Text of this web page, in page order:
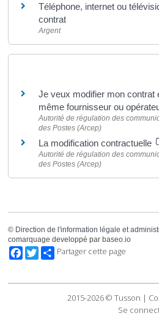
Téléphone, internet ou
contrat
Argent
Je veux modifier mon contrat
même fournisseur ou
Autorité de régulation des
des Postes (Arcep)
La modification contractuelle
Autorité de régulation des
des Postes (Arcep)
© Direction de l'information légale et
comarquage developpé par baseo.io
Facebook
TwitterPartager cette page
2015-2026 © Tusson |
Se